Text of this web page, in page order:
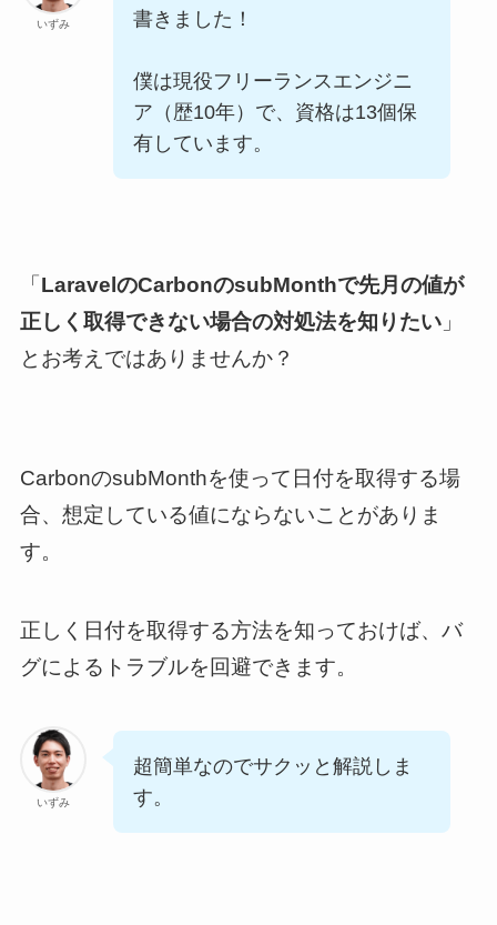
いずみ
書きました！
僕は現役フリーランスエンジニ
ア（歴10年）で、資格は13個保
有しています。
「 LaravelのCarbonのsubMonthで先月の値が
正しく取得できない場合の対処法を知りたい」
とお考えではありませんか？
CarbonのsubMonthを使って日付を取得する場
合、想定している値にならないことがありま
す。
正しく日付を取得する方法を知っておけば、バ
グによるトラブルを回避できます。
いずみ
超簡単なのでサクッと解説しま
す。